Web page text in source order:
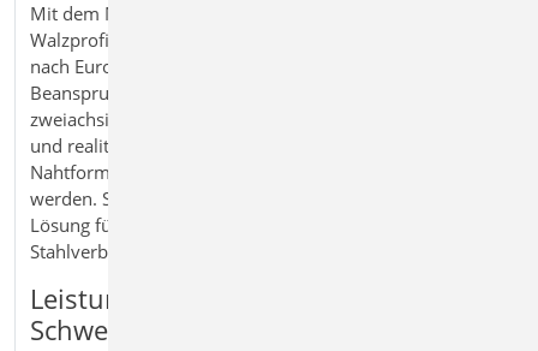
Mit dem Modul S721.de Stahl‑Schweißnahtnachweis,
Walzprofile bemessen Sie Schweißnahtverbindungen
nach Eurocode 3 direkt in der BauStatik.
Beanspruchungen aus Normalkräften, Querkräften und
zweiachsiger Biegung werden gemeinsam berücksichtigt
und realitätsnah ausgewertet. Unterschiedliche
Nahtformen und Geometrien können flexibel definiert
werden. So erhalten Sie eine praxisgerechte und sichere
Lösung für die Bemessung von geschweißten
Stahlverbindungen im Hochbau.
Leistungsmerkmale S721.de Stahl-
Schweißnahtnachweis, Walzprofile